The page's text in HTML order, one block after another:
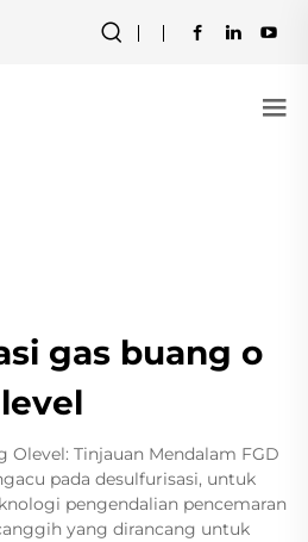
gas buang o
level
Olevel: Tinjauan Mendalam FGD
pada desulfurisasi, untuk
pengendalian pencemaran
yang dirancang untuk